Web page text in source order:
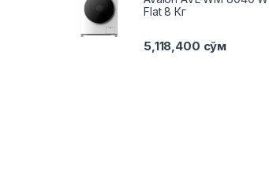
Flat 8 Кг
5,118,400 сўм